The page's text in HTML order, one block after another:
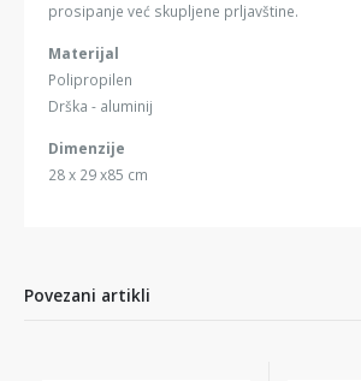
prosipanje već skupljene prljavštine.
Materijal
Polipropilen
Drška - aluminij
Dimenzije
28 x 29 x85 cm
Povezani artikli